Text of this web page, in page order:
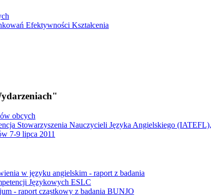
Efektywności Kształcenia
obcych
Stowarzyszenia Nauczycieli Języka Angielskiego
7-9 lipca 2011
w języku angielskim - raport z badania
Językowych ESLC
- raport cząstkowy z badania BUNJO